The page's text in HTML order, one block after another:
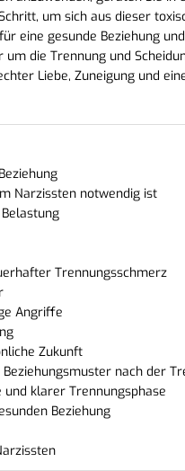
um sich aus dieser
eine gesunde Beziehung
die Trennung und
Liebe, Zuneigung und
Narzissten notwendig ist
Trennungsschmerz
Angriffe
Zukunft
nach der
klarer Trennungsphase
Beziehung